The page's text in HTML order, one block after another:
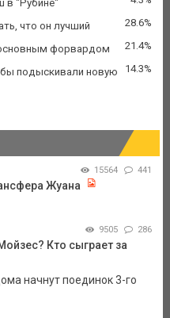
в "Рубине"
что он лучший 28.6%
форвардом 21.4%
бы подыскивали новую
14.3%
15564 441
Жуана
9505 286
Кто сыграет за
начнут поединок 3-го